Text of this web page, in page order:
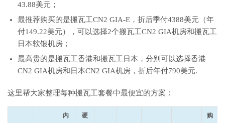
43.88美元；
最推荐购买的是搬瓦工CN2 GIA-E，折后季付4388美元（年
付149.22美元），可以选择2个搬瓦工CN2 GIA机房和搬瓦工
日本软银机房；
最高贵的是搬瓦工香港和搬瓦工日本，分别可以选择香港
CN2 GIA机房和日本CN2 GIA机房，折后年付790美元.
这里帮大家整理每种搬瓦工套餐中最便宜的方案：
内
硬
购